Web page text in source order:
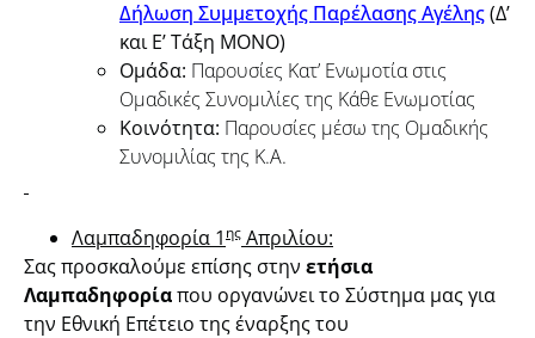
Δήλωση Συμμετοχής Παρέλασης Αγέλης(Δ’
και Ε’ Τάξη ΜΟΝΟ)
Ομάδα: Παρουσίες Κατ’ Ενωμοτία στις
Ομαδικές Συνομιλίες της Κάθε Ενωμοτίας
Κοινότητα: Παρουσίες μέσω της Ομαδικής
Συνομιλίας της Κ.Α.
Λαμπαδηφορία 1 ης Απριλίου:
Σας προσκαλούμε επίσης στην ετήσια
Λαμπαδηφορίαπου οργανώνει το Σύστημα μας για
την Εθνική Επέτειο της έναρξης του